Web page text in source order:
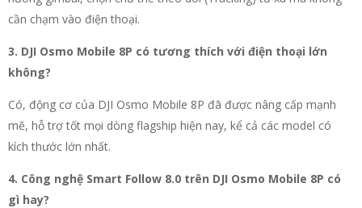
cần chạm vào điện thoại.
3. DJI Osmo Mobile 8P có tương thích với điện thoại lớn
không?
Có, động cơ của DJI Osmo Mobile 8P đã được nâng cấp mạnh
mẽ, hỗ trợ tốt mọi dòng flagship hiện nay, kể cả các model có
kích thước lớn nhất.
4. Công nghệ Smart Follow 8.0 trên DJI Osmo Mobile 8P có
gì hay?